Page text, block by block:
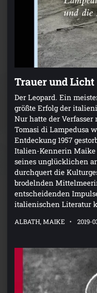
Trauer und Licht
Der Leopard. Ein
größte Erfolg der
Nur hatte der
Tomasi di Lampedusa
Entdeckung 1957
Italien-Kennerin Maike
seines unglücklichen
durchquert die
brodelnden
entscheidenden
italienischen Literatur
ALBATH, MAIKE 2019-